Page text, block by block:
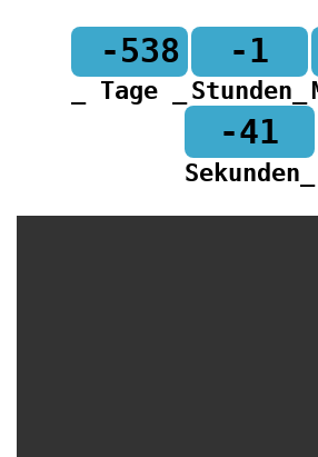
-538
_ Tage _
-1
Stunden_
-41
Sekunden_